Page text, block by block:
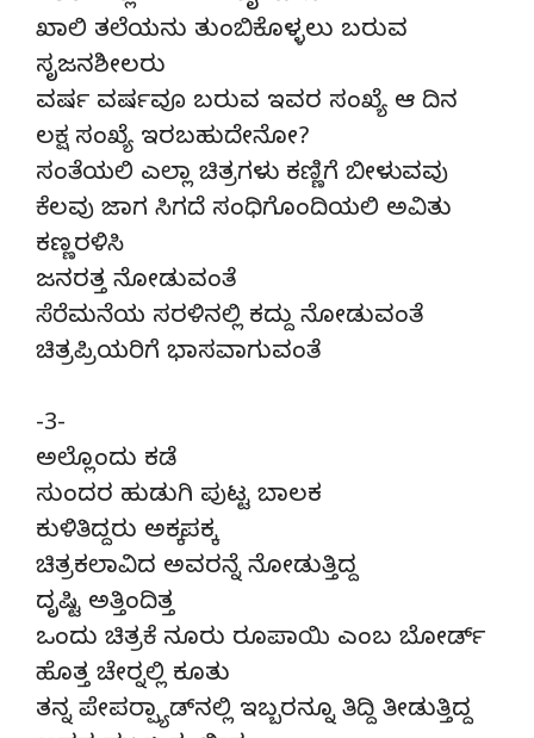
ಖಾಲಿ ತಲೆಯನು ತುಂಬಿಕೊಳ್ಳಲು ಬರುವ
ಸೃಜನಶೀಲರು
ವರ್ಷ ವರ್ಷವೂ ಬರುವ ಇವರ ಸಂಖ್ಯೆ ಆ ದಿನ
ಲಕ್ಷ ಸಂಖ್ಯೆ ಇರಬಹುದೇನೋ?
ಸಂತೆಯಲಿ ಎಲ್ಲಾ ಚಿತ್ರಗಳು ಕಣ್ಣಿಗೆ ಬೀಳುವವು
ಕೆಲವು ಜಾಗ ಸಿಗದೆ ಸಂಧಿಗೊಂದಿಯಲಿ ಅವಿತು
ಕಣ್ಣರಳಿಸಿ
ಜನರತ್ತ ನೋಡುವಂತೆ
ಸೆರೆಮನೆಯ ಸರಳಿನಲ್ಲಿ ಕದ್ದು ನೋಡುವಂತೆ
ಚಿತ್ರಪ್ರಿಯರಿಗೆ ಭಾಸವಾಗುವಂತೆ
-3-
ಅಲ್ಲೊಂದು ಕಡೆ
ಸುಂದರ ಹುಡುಗಿ ಪುಟ್ಟ ಬಾಲಕ
ಕುಳಿತಿದ್ದರು ಅಕ್ಕಪಕ್ಕ
ಚಿತ್ರಕಲಾವಿದ ಅವರನ್ನೆ ನೋಡುತ್ತಿದ್ದ
ದೃಷ್ಟಿ ಅತ್ತಿಂದಿತ್ತ
ಒಂದು ಚಿತ್ರಕೆ ನೂರು ರೂಪಾಯಿ ಎಂಬ ಬೋರ್ಡ್
ಹೊತ್ತ ಚೇರ್‍ನಲ್ಲಿ ಕೂತು
ತನ್ನ ಪೇಪರ್‍ಪ್ಯಾಡ್‍ನಲ್ಲಿ ಇಬ್ಬರನ್ನೂ ತಿದ್ದಿ ತೀಡುತ್ತಿದ್ದ